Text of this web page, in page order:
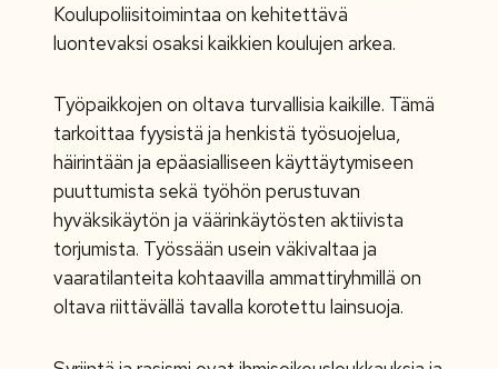
Koulupoliisitoimintaa on kehitettävä
luontevaksi osaksi kaikkien koulujen arkea.
Työpaikkojen on oltava turvallisia kaikille. Tämä
tarkoittaa fyysistä ja henkistä työsuojelua,
häirintään ja epäasialliseen käyttäytymiseen
puuttumista sekä työhön perustuvan
hyväksikäytön ja väärinkäytösten aktiivista
torjumista. Työssään usein väkivaltaa ja
vaaratilanteita kohtaavilla ammattiryhmillä on
oltava riittävällä tavalla korotettu lainsuoja.